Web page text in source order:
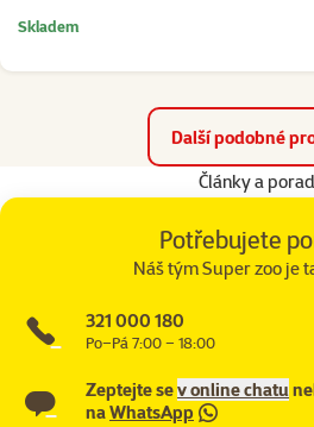
Skladem
Další podobné
Články a
Potřebujete
Náš tým Super zoo je
321 000 180
Po–Pá 7:00 – 18:00
Zeptejte sev online chatu
naWhatsApp